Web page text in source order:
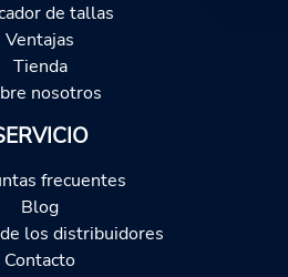
de tallas
Ventajas
Tienda
nosotros
frecuentes
Blog
los distribuidores
Contacto